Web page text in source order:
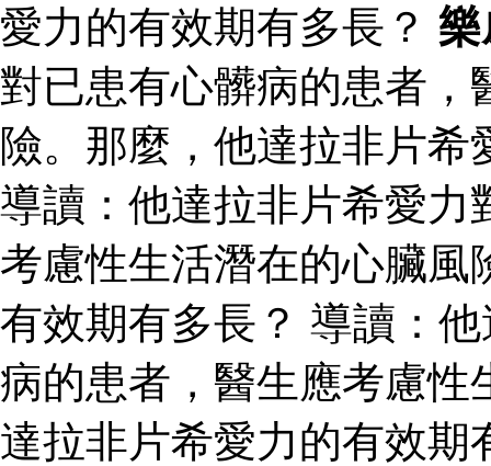
愛力的有效期有多長？
對已患有心髒病的患者，
險。那麼，他達拉非片
導讀：他達拉非片希愛力
考慮性生活潛在的心臟風
有效期有多長？ 導讀：
病的患者，醫生應考慮性
達拉非片希愛力的有效期